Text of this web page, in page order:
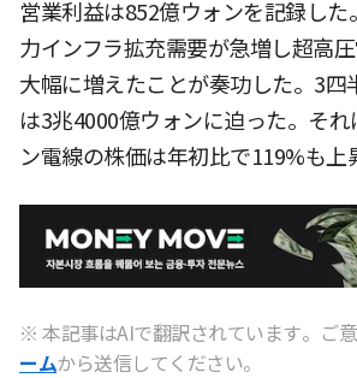
営業利益は852億ウォンを記録した
力インフラ拡充需要が急増し超高
大幅に増えたことが奏功した。3四
は3兆4000億ウォンに迫った。そ
ン電線の株価は年初比で119%も上
※ 本記事はAIで翻訳されています。ご
ームから送信してください。